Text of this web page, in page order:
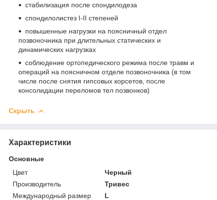
стабилизация после спондилодеза
спондилолистез I-II степеней
повышенные нагрузки на поясничный отдел
позвоночника при длительных статических и
динамических нагрузках
соблюдение ортопедического режима после травм и
операций на поясничном отделе позвоночника (в том
числе после снятия гипсовых корсетов, после
консолидации переломов тел позвонков)
Скрыть
Характеристики
Основные
Цвет
Черный
Производитель
Тривес
Международный размер
L